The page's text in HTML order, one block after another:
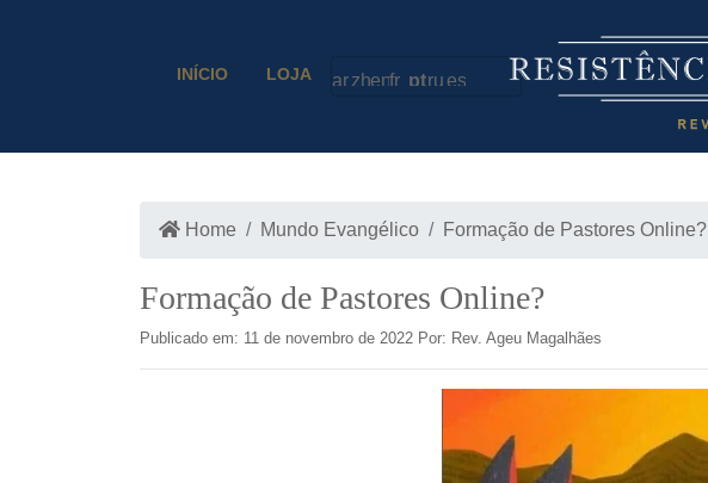
INÍCIO LOJA
Home Mundo Evangélico Formação de Pastores Online?
Formação de Pastores Online?
Publicado em: 11 de novembro de 2022 Por: Rev. Ageu Magalhães